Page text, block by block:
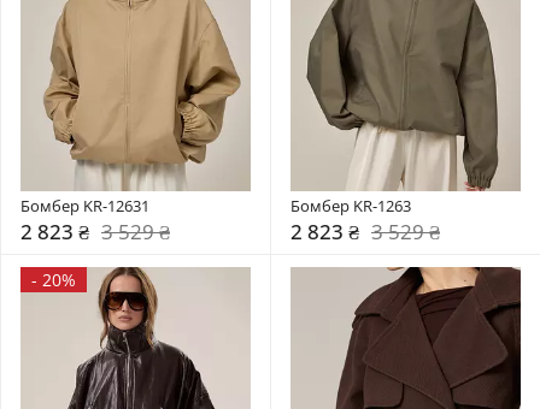
Бомбер KR-12631
2 823 ₴ 3 529 ₴
Бомбер KR-1263
2 823 ₴ 3 529 ₴
- 20%